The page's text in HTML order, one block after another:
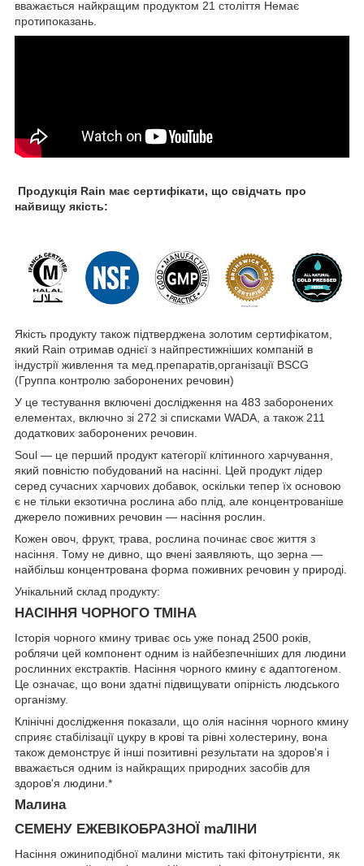
вважається найкращим продуктом 21 століття Немає
протипоказань.
Продукція Rain має сертифікати, що свідчать про
найвищу якість:
Якість продукту також підтверджена золотим сертифікатом,
який Rain отримав однієї з найпрестижніших компаній в
індустрії живлення та мед.препаратів,організації BSCG
(Группа контролю заборонених речовин)
У це тестування включені дослідження на 483 заборонених
елементах, включно зі 272 зі списками WADA, а також 211
додаткових заборонених речовин.
Soul — це перший продукт категорії клітинного харчування,
який повністю побудований на насінні. Цей продукт лідер
серед сучасних харчових добавок, оскільки тепер їх основою
є не тільки екзотична рослина або плід, але концентрованіше
джерело поживних речовин — насіння рослин.
Кожен овоч, фрукт, трава, рослина починає своє життя з
насіння. Тому не дивно, що вчені заявляють, що зерна —
найбільш концентрована форма поживних речовин у природі.
Унікальний склад продукту:
НАСІННЯ ЧОРНОГО ТМІНА
Історія чорного кмину триває ось уже понад 2500 років,
роблячи цей компонент одним із найбезпечніших для людини
рослинних екстрактів. Насіння чорного кмину є адаптогеном.
Це означає, що вони здатні підвищувати опірність людського
організму.
Клінічні дослідження показали, що олія насіння чорного кмину
сприяє стабілізації цукру в крові та рівні холестерину, вона
також демонструє й інші позитивні результати на здоров'я і
вважається одним із найкращих природних засобів для
здоров'я людини.*
Малина
СЕМЕНУ ЕЖЕВІКОБРАЗНОЇ maЛІНИ
Насіння ожиниподібної малини містить такі фітонутрієнти, як